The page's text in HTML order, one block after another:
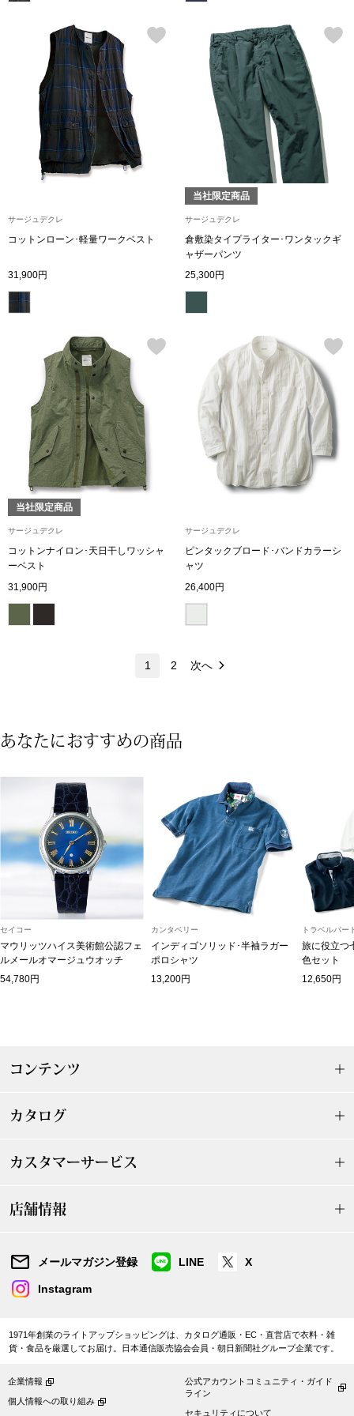
財布／小物
財布／コイン
革小物
ポーチ
ネックレス
ブレスレット
リング
イヤリング／
手袋
ベルト
サングラス／
傘／日傘
おすすめブラ
リネアフレスコ
サージュデクレ
コットンローン･軽量ワークベスト
31,900円
当社限定商品
サージュデクレ
倉敷染タイプライター･ワンタックギ
ャザーパンツ
25,300円
当社限定商品
サージュデクレ
コットンナイロン･天日干しワッシャ
ーベスト
31,900円
サージュデクレ
ピンタックブロード･バンドカラーシ
ャツ
26,400円
1 2 次へ
あなたにおすすめの商品
セイコー
マウリッツハイス美術館公認フェ
ルメールオマージュウオッチ
54,780円
カンタベリー
インディゴソリッド･半袖ラガー
ポロシャツ
13,200円
トラベルパー
旅に役立つ
色セット
12,650円
コンテンツ
カタログ
カスタマーサービス
店舗情報
メールマガジン登録 LINE X
Instagram
1971年創業のライトアップショッピングは、カタログ通販・EC・直営店で衣料・雑
貨・食品を厳選してお届け。日本通信販売協会会員・朝日新聞社グループ企業です。
企業情報
個人情報への取り組み
公式アカウントコミュニティ・ガイド
ライン
セキュリティについて